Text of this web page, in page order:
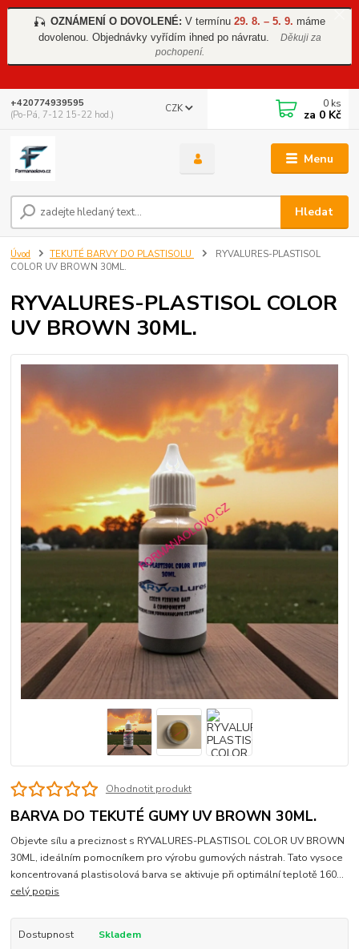
🎣 OZNÁMENÍ O DOVOLENÉ: V termínu 29. 8. – 5. 9. máme
dovolenou. Objednávky vyřídím ihned po návratu.
Děkuji za
pochopení.
Menu
CZK
Hledat
+420774939595
(Po-Pá, 7-12 15-22 hod.)
0 ks
za 0 Kč
Úvod TEKUTÉ BARVY DO PLASTISOLU
RYVALURES-PLASTISOL
COLOR UV BROWN 30ML.
RYVALURES-PLASTISOL COLOR
UV BROWN 30ML.
Ohodnotit produkt
BARVA DO TEKUTÉ GUMY UV BROWN 30ML.
Objevte sílu a preciznost s RYVALURES-PLASTISOL COLOR UV BROWN
30ML, ideálním pomocníkem pro výrobu gumových nástrah. Tato vysoce
koncentrovaná plastisolová barva se aktivuje při optimální teplotě 160...
celý popis
Dostupnost
Skladem